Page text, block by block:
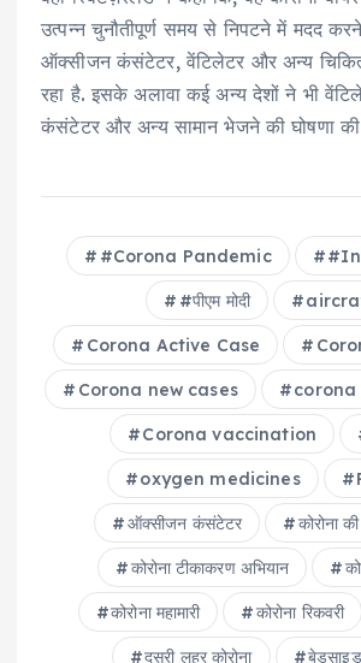
उत्पन्न चुनौतीपूर्ण समय से निपटने में मदद
ऑक्सीजन कंसंटेटर, वेंटिलेटर और अन्य
रहा है. इसके अलावा कई अन्य देशों ने भी
कंसंटेटर और अन्य सामान भेजने की घोषणा
#Corona Pandemic
#पीएम मोदी
Corona Active Case
Corona new cases corona
Corona vaccination
oxygen medicines
ऑक्सीजन कंसंटेटर कोरोना
कोरोना टीकाकरण अभ‍ियान
कोरोना महामारी कोरोना रिकवरी
दूसरी लहर कोरोना बेडसाइड